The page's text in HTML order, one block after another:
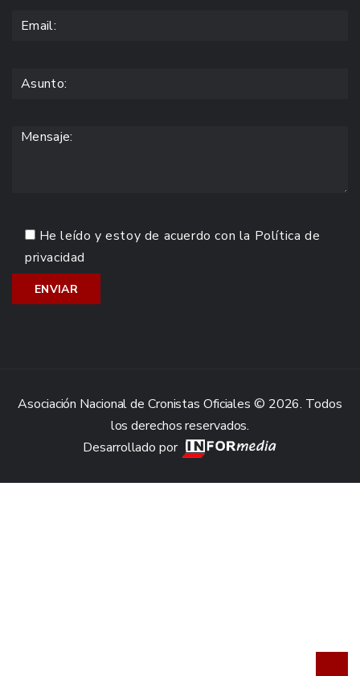
He leído y estoy de acuerdo con la Política de
privacidad
Asociación Nacional de Cronistas Oficiales © 2026. Todos
los derechos reservados.
Desarrollado por